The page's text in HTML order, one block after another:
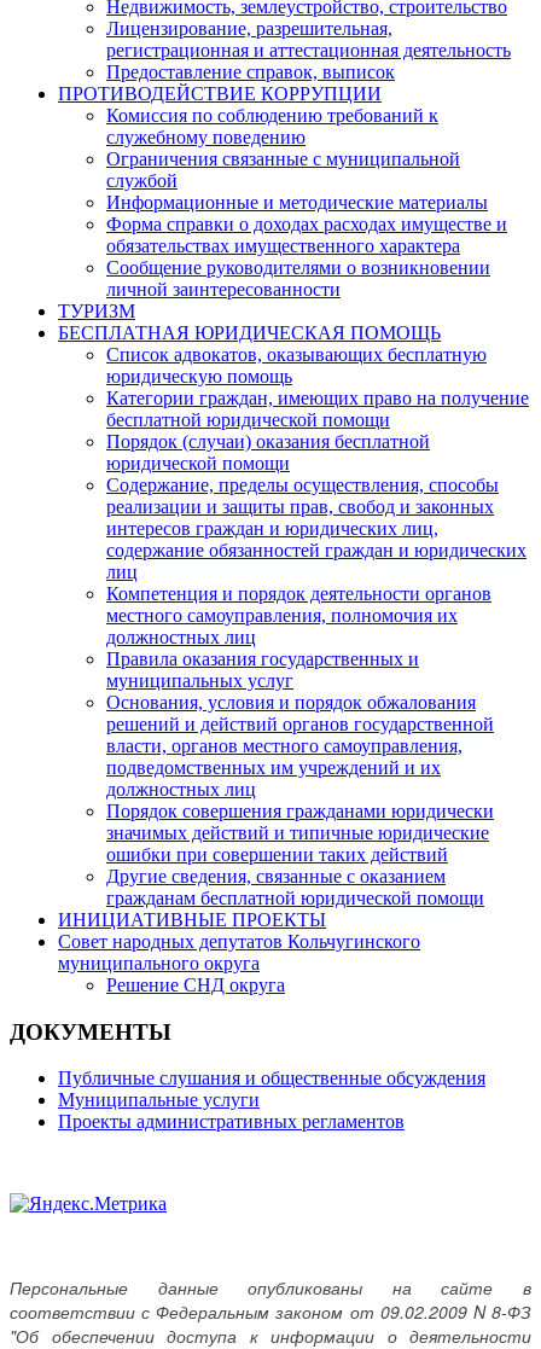
Недвижимость, землеустройство, строительство
Лицензирование, разрешительная,
регистрационная и аттестационная деятельность
Предоставление справок, выписок
ПРОТИВОДЕЙСТВИЕ КОРРУПЦИИ
Комиссия по соблюдению требований к
служебному поведению
Ограничения связанные с муниципальной
службой
Информационные и методические материалы
Форма справки о доходах расходах имуществе и
обязательствах имущественного характера
Сообщение руководителями о возникновении
личной заинтересованности
ТУРИЗМ
БЕСПЛАТНАЯ ЮРИДИЧЕСКАЯ ПОМОЩЬ
Список адвокатов, оказывающих бесплатную
юридическую помощь
Категории граждан, имеющих право на получение
бесплатной юридической помощи
Порядок (случаи) оказания бесплатной
юридической помощи
Содержание, пределы осуществления, способы
реализации и защиты прав, свобод и законных
интересов граждан и юридических лиц,
содержание обязанностей граждан и юридических
лиц
Компетенция и порядок деятельности органов
местного самоуправления, полномочия их
должностных лиц
Правила оказания государственных и
муниципальных услуг
Основания, условия и порядок обжалования
решений и действий органов государственной
власти, органов местного самоуправления,
подведомственных им учреждений и их
должностных лиц
Порядок совершения гражданами юридически
значимых действий и типичные юридические
ошибки при совершении таких действий
Другие сведения, связанные с оказанием
гражданам бесплатной юридической помощи
ИНИЦИАТИВНЫЕ ПРОЕКТЫ
Совет народных депутатов Кольчугинского
муниципального округа
Решение СНД округа
ДОКУМЕНТЫ
Публичные слушания и общественные обсуждения
Муниципальные услуги
Проекты административных регламентов
Персональные данные опубликованы на сайте в
соответствии с Федеральным законом от 09.02.2009 N 8-ФЗ
"Об обеспечении доступа к информации о деятельности